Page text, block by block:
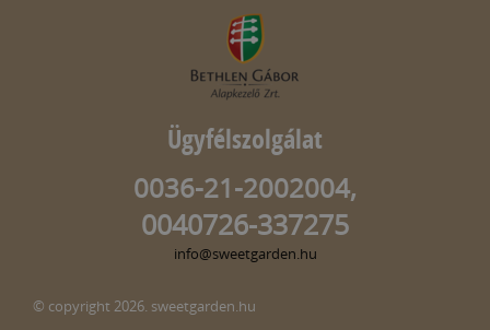
Ügyfélszolgálat
0036-21-2002004,
0040726-337275
info@sweetgarden.hu
© copyright 2026. sweetgarden.hu